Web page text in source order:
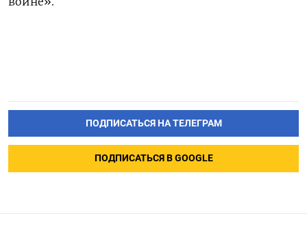
ПОДПИСАТЬСЯ НА ТЕЛЕГРАМ
ПОДПИСАТЬСЯ В GOOGLE